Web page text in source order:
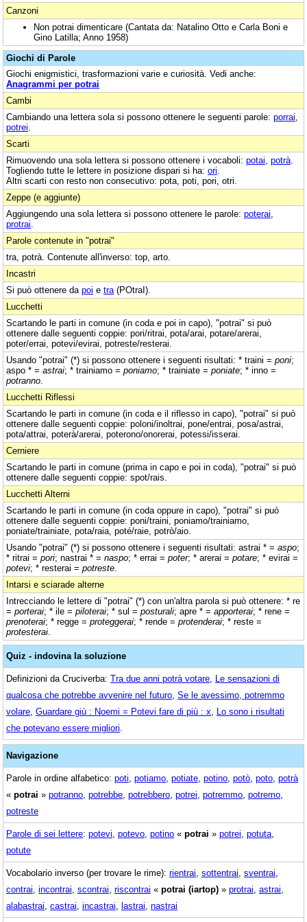
Canzoni
Non potrai dimenticare (Cantata da: Natalino Otto e Carla Boni e
Gino Latilla; Anno 1958)
Giochi di Parole
Giochi enigmistici, trasformazioni varie e curiosità. Vedi anche:
Anagrammi per potrai
Cambi
Cambiando una lettera sola si possono ottenere le seguenti parole: porrai
potrei
Scarti
Rimuovendo una sola lettera si possono ottenere i vocaboli: potai potrà
Togliendo tutte le lettere in posizione dispari si ha: ori
Altri scarti con resto non consecutivo: pota, poti, pori, otri.
Zeppe (e aggiunte)
Aggiungendo una sola lettera si possono ottenere le parole: poterai
protrai
Parole contenute in "potrai"
tra, potrà. Contenute all'inverso: top, arto.
Incastri
Si può ottenere da poi e tra (POtraI).
Lucchetti
Scartando le parti in comune (in coda e poi in capo), "potrai" si può
ottenere dalle seguenti coppie: pori/ritrai, pota/arai, potare/arerai,
poter/errai, potevi/evirai, potreste/resterai.
Usando "potrai" (*) si possono ottenere i seguenti risultati: * traini = poni;
aspo * = astrai; * trainiamo = poniamo; * trainiate = poniate; * inno =
potranno
Lucchetti Riflessi
Scartando le parti in comune (in coda e il riflesso in capo), "potrai" si può
ottenere dalle seguenti coppie: poloni/inoltrai, pone/entrai, posa/astrai,
pota/attrai, poterà/arerai, poterono/onorerai, potessi/isserai.
Cerniere
Scartando le parti in comune (prima in capo e poi in coda), "potrai" si può
ottenere dalle seguenti coppie: spot/rais.
Lucchetti Alterni
Scartando le parti in comune (in coda oppure in capo), "potrai" si può
ottenere dalle seguenti coppie: poni/traini, poniamo/trainiamo,
poniate/trainiate, pota/raia, poté/raie, potrò/aio.
Usando "potrai" (*) si possono ottenere i seguenti risultati: astrai * = aspo;
* ritrai = pori; nastrai * = naspo; * errai = poter; * arerai = potare; * evirai =
potevi; * resterai = potreste
Intarsi e sciarade alterne
Intrecciando le lettere di "potrai" (*) con un'altra parola si può ottenere: * re
= porterai; * ile = piloterai; * sul = posturali; apre * = apporterai; * rene =
prenoterai; * regge = proteggerai; * rende = protenderai; * reste =
protesterai
Quiz - indovina la soluzione
Definizioni da Cruciverba: Tra due anni potrà votare Le sensazioni di
qualcosa che potrebbe avvenire nel futuro Se le avessimo, potremmo
volare Guardare giù : Noemi = Potevi fare di più : x
Lo sono i risultati
che potevano essere migliori
Navigazione
Parole in ordine alfabetico: poti potiamo potiate potino potò poto potrà
« potrai » potranno potrebbe potrebbero potrei potremmo potremo
potreste
Parole di sei lettere: potevi potevo potino « potrai » potrei potuta
potute
Vocabolario inverso (per trovare le rime): rientrai sottentrai sventrai
contrai incontrai scontrai riscontrai « potrai (iartop) » protrai astrai
alabastrai castrai incastrai lastrai nastrai